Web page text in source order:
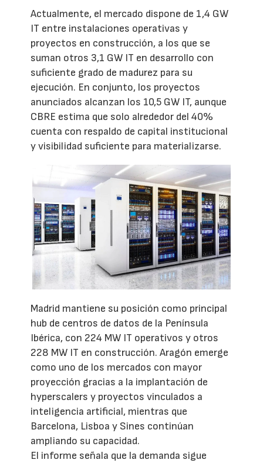
Actualmente, el mercado dispone de 1,4 GW
IT entre instalaciones operativas y
proyectos en construcción, a los que se
suman otros 3,1 GW IT en desarrollo con
suficiente grado de madurez para su
ejecución. En conjunto, los proyectos
anunciados alcanzan los 10,5 GW IT, aunque
CBRE estima que solo alrededor del 40%
cuenta con respaldo de capital institucional
y visibilidad suficiente para materializarse.
Madrid mantiene su posición como principal
hub de centros de datos de la Península
Ibérica, con 224 MW IT operativos y otros
228 MW IT en construcción. Aragón emerge
como uno de los mercados con mayor
proyección gracias a la implantación de
hyperscalers y proyectos vinculados a
inteligencia artificial, mientras que
Barcelona, Lisboa y Sines continúan
ampliando su capacidad.
El informe señala que la demanda sigue